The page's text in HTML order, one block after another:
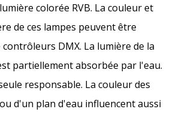
colorée RVB. La couleur et
de ces lampes peuvent être
DMX. La lumière de la
partiellement absorbée par l'eau.
responsable. La couleur des
d'un plan d'eau influencent aussi